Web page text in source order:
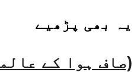
یہ بھی پڑھیے
(صاف ہوا کے